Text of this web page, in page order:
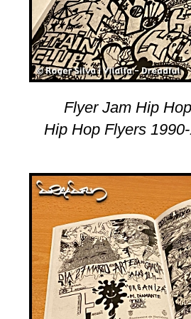
Flyer Jam Hip
Hip Hop Flyers